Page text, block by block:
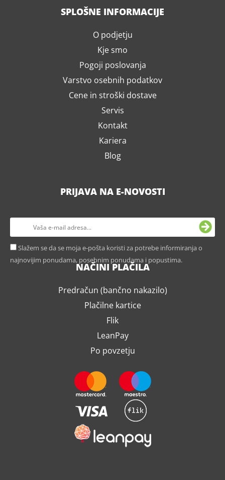
SPLOŠNE INFORMACIJE
O podjetju
Kje smo
Pogoji poslovanja
Varstvo osebnih podatkov
Cene in stroški dostave
Servis
Kontakt
Kariera
Blog
PRIJAVA NA E-NOVOSTI
Slažem se da se moja e-pošta koristi za potrebe informiranja o
najnovijim ponudama, posebnim ponudama i popustima.
NAČINI PLAČILA
Predračun (bančno nakazilo)
Plačilne kartice
Flik
LeanPay
Po povzetju